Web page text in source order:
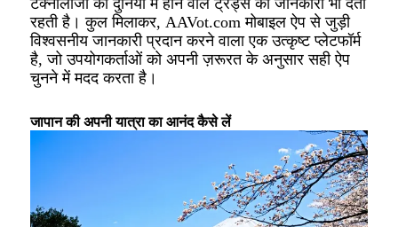
रहती है। कुल मिलाकर, AAVot.com मोबाइल ऐप से जुड़ी
विश्वसनीय जानकारी प्रदान करने वाला एक उत्कृष्ट प्लेटफॉर्म
है, जो उपयोगकर्ताओं को अपनी ज़रूरत के अनुसार सही ऐप
चुनने में मदद करता है।
जापान की अपनी यात्रा का आनंद कैसे लें